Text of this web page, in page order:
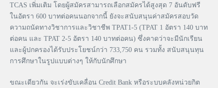
TCAS เพิ่มเติม โดยผู้สมัครสามารถเลือกสมัครได้สูงสุด 7 อันดับฟรี
ในอัตรา 600 บาทต่อคนนอกจากนี้ ยังจะสนับสนุนค่าสมัครสอบวัด
ความถนัดทางวิชาการและวิชาชีพ TPAT1-5 (TPAT 1 อัตรา 140 บาท
ต่อคน และ TPAT 2-5 อัตรา 140 บาทต่อคน) ซึ่งคาดว่าจะมีนักเรียน
และผู้ปกครองได้รับประโยชน์กว่า 733,750 คน รวมทั้ง สนับสนุนทุน
การศึกษาในรูปแบบต่างๆ ให้กับนักศึกษา
ขณะเดียวกัน จะเร่งขับเคลื่อน Credit Bank หรือระบบคลังหน่วยกิต